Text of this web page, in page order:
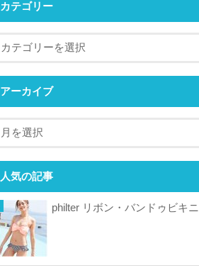
カテゴリー
アーカイブ
人気の記事
philter リボン・バンドゥビキニ